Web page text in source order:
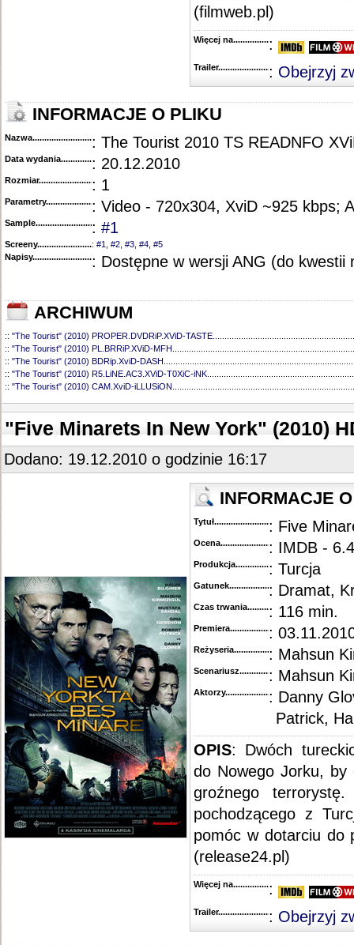
(filmweb.pl)
Więcej na........................................
:
Trailer...........................................
: Obejrzyj
INFORMACJE O PLIKU
Nazwa.............................................: The Tourist 2010 TS READNFO
Data wydania......................................
: 20.12.2010
Rozmiar...........................................
: 1
Parametry.........................................: Video - 720x304, XviD ~925 kbps;
Sample............................................
: #1
Screeny...........................................
: #1 #2 #3 #4 #5
Napisy............................................: Dostępne w wersji ANG (do kwestii
ARCHIWUM
:: "The Tourist" (2010) PROPER.DVDRiP.XViD-TASTE
:: "The Tourist" (2010) PL.BRRiP.XViD-MFH
:: "The Tourist" (2010) BDRip.XviD-DASH
:: "The Tourist" (2010) R5.LiNE.AC3.XViD-T0XiC-iNK
:: "The Tourist" (2010) CAM.XviD-iLLUSiON
"Five Minarets In New York" (2010)
Dodano: 19.12.2010 o godzinie 16:17
INFORMACJE
Tytuł............................................
: Five
Ocena.............................................
: IMDB -
Produkcja.........................................
: Turcja
Gatunek...........................................
: Dramat,
Czas trwania......................................
: 116 min.
Premiera..........................................
:
Reżyseria........................................
: Mahsun
Scenariusz........................................
: Mahsun
Aktorzy...........................................
: Danny
Patrick,
OPIS: Dwóch
do Nowego Jorku, by
groźnego
pochodzącego z
pomóc w dotarciu do
(release24.pl)
Więcej na........................................
:
Trailer...........................................
: Obejrzyj